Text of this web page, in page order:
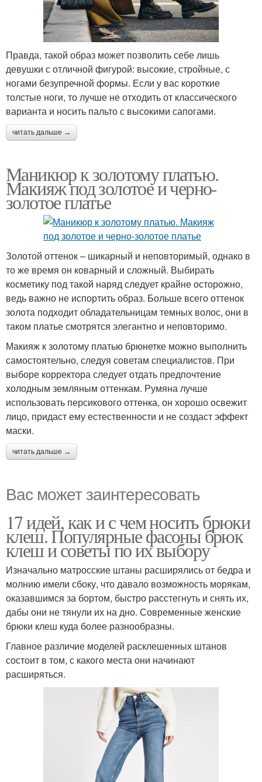
Правда, такой образ может позволить себе лишь
девушки с отличной фигурой: высокие, стройные, с
ногами безупречной формы. Если у вас короткие
толстые ноги, то лучше не отходить от классического
варианта и носить пальто с высокими сапогами.
читать дальше →
Маникюр к золотому платью.
Макияж под золотое и черно-
золотое платье
Золотой оттенок – шикарный и неповторимый, однако в
то же время он коварный и сложный. Выбирать
косметику под такой наряд следует крайне осторожно,
ведь важно не испортить образ. Больше всего оттенок
золота подходит обладательницам темных волос, они в
таком платье смотрятся элегантно и неповторимо.
Макияж к золотому платью брюнетке можно выполнить
самостоятельно, следуя советам специалистов. При
выборе корректора следует отдать предпочтение
холодным земляным оттенкам. Румяна лучше
использовать персикового оттенка, он хорошо освежит
лицо, придаст ему естественности и не создаст эффект
маски.
читать дальше →
Вас может заинтересовать
17 идей, как и с чем носить брюки
клеш. Популярные фасоны брюк
клеш и советы по их выбору
Изначально матросские штаны расширялись от бедра и
молнию имели сбоку, что давало возможность морякам,
оказавшимся за бортом, быстро расстегнуть и снять их,
дабы они не тянули их на дно. Современные женские
брюки клеш куда более разнообразны.
Главное различие моделей расклешенных штанов
состоит в том, с какого места они начинают
расширяться.